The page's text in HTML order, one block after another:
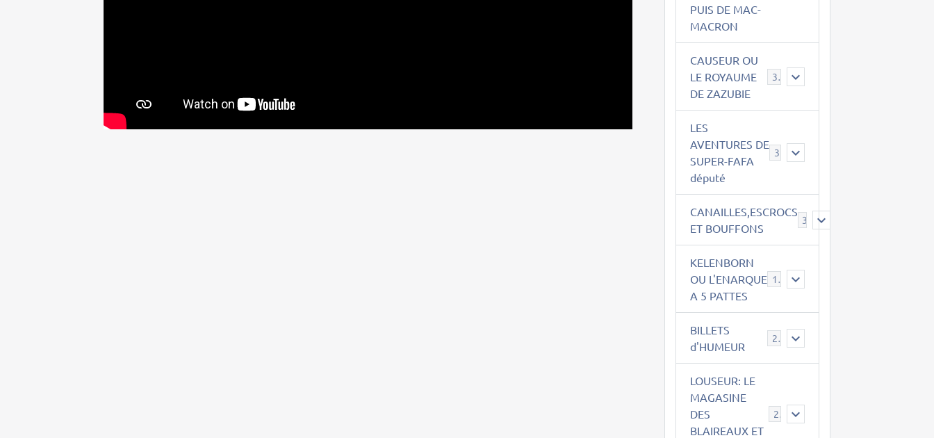
PUIS DE MAC-
MACRON
CAUSEUR OU
LE ROYAUME
DE ZAZUBIE
38
LES
AVENTURES DE
SUPER-FAFA
député
CANAILLES,ESCROCS
ET BOUFFONS
385
KELENBORN
OU L'ENARQUE
A 5 PATTES
14
BILLETS
d'HUMEUR
2
LOUSEUR: LE
MAGASINE
DES
BLAIREAUX ET
21